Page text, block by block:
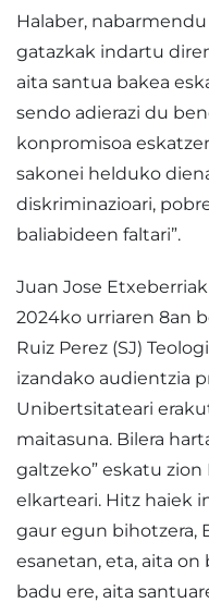
Halaber,
gatazkak indartu
aita santua bakea
sendo adierazi du
konpromisoa
sakonei helduko
diskriminazioari,
baliabideen faltari”.
Juan Jose
2024ko urriaren 8an
Ruiz Perez (SJ)
izandako audientzia
Unibertsitateari
maitasuna. Bilera
galtzeko” eskatu
elkarteari. Hitz haiek
gaur egun bihotzera,
esanetan, eta, aita
badu ere, aita